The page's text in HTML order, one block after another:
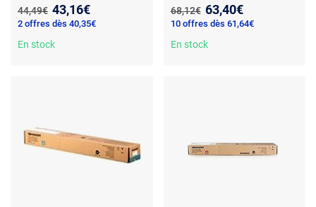
Ancien prix :
44,49€ Nouveau prix :
43,16€
2 offres dès 40,35€
En stock
Ancien prix :
68,12€ Nouveau prix :
63,40€
10 offres dès 61,64€
En stock